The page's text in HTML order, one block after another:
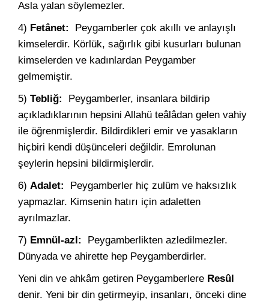
Asla yalan söylemezler.
4) Fetânet: Peygamberler çok akıllı ve anlayışlı
kimselerdir. Körlük, sağırlık gibi kusurları bulunan
kimselerden ve kadınlardan Peygamber
gelmemiştir.
5) Tebliğ: Peygamberler, insanlara bildirip
açıkladıklarının hepsini Allahü teâlâdan gelen vahiy
ile öğrenmişlerdir. Bildirdikleri emir ve yasakların
hiçbiri kendi düşünceleri değildir. Emrolunan
şeylerin hepsini bildirmişlerdir.
6) Adalet: Peygamberler hiç zulüm ve haksızlık
yapmazlar. Kimsenin hatırı için adaletten
ayrılmazlar.
7) Emnül-azl: Peygamberlikten azledilmezler.
Dünyada ve ahirette hep Peygamberdirler.
Yeni din ve ahkâm getiren Peygamberlere Resûl
denir. Yeni bir din getirmeyip, insanları, önceki dine